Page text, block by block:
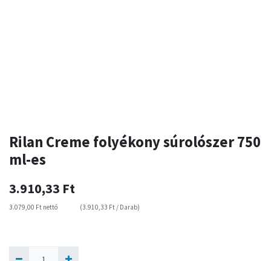
Rilan Creme folyékony súrolószer 750
ml-es
3.910,33 Ft
3.079,00 Ft nettó (3.910,33 Ft / Darab)